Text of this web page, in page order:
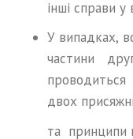
інші справи
У випадках,
частини
двох
та принципи